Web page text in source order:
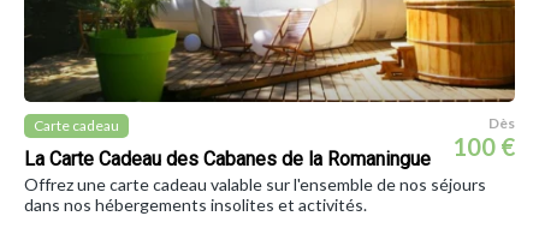
Carte cadeau
La Carte Cadeau des Cabanes de la Romaningue
Dès
100 €
Offrez une carte cadeau valable sur l'ensemble de nos séjours
dans nos hébergements insolites et activités.